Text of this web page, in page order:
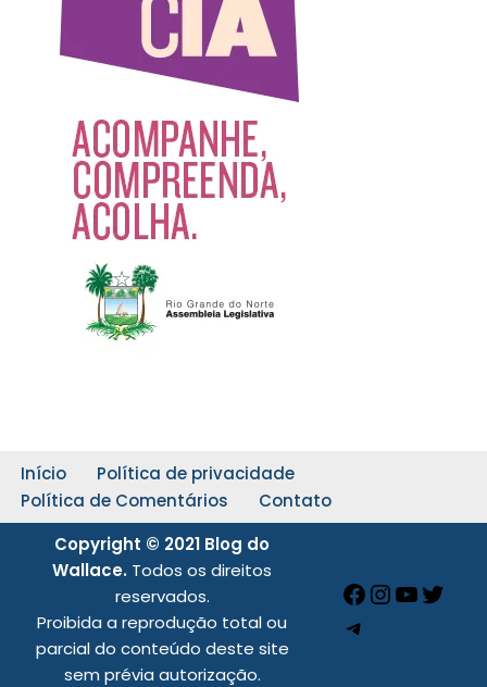
Início
Política de privacidade
Política de Comentários
Contato
Copyright © 2021 Blog do
Wallace. Todos os direitos
reservados.
Proibida a reprodução total ou
parcial do conteúdo deste site
sem prévia autorização.